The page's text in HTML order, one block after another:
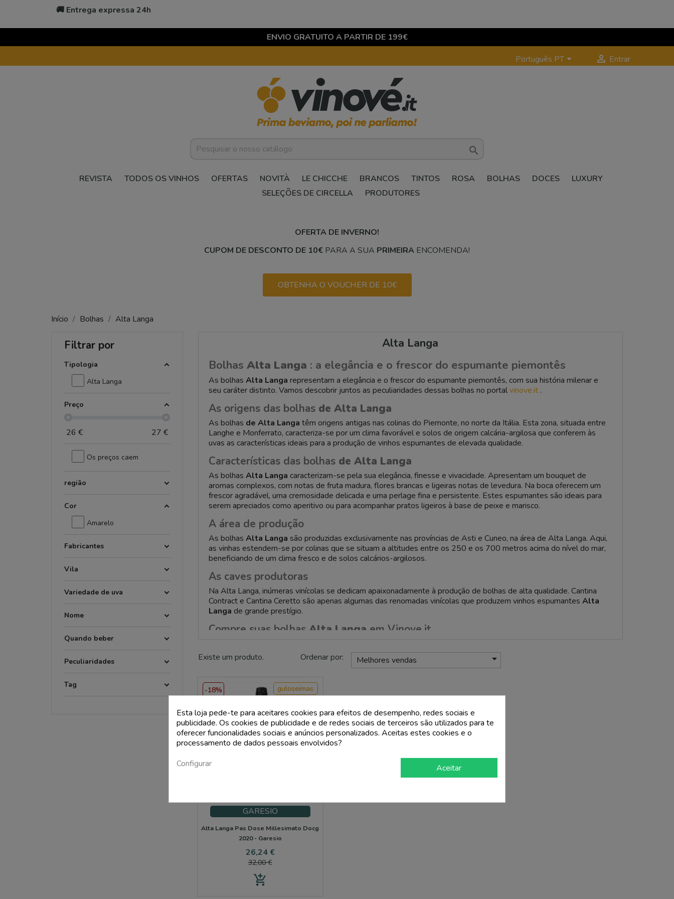
🚚 Entrega expressa 24h
ENVIO GRATUITO A PARTIR DE 199€
Português PT  Entrar

REVISTA TODOS OS VINHOS OFERTAS NOVITÀ LE CHICCHE BRANCOS TINTOS ROSA BOLHAS DOCES
LUXURY
SELEÇÕES DE CIRCELLA
PRODUTORES
OFERTA DE INVERNO!
CUPOM DE DESCONTO DE 10€ PARA A SUA PRIMEIRA ENCOMENDA!
OBTENHA O VOUCHER DE 10€
Início Bolhas Alta Langa
Filtrar por
Tipologia
Alta Langa
Preço
26 € 27 €
Os preços caem
região
Cor
Amarelo
Fabricantes
Vila
Variedade de uva
Nome
Quando beber
Peculiaridades
Tag
Alta Langa
Bolhas Alta Langa : a elegância e o frescor do espumante piemontês
As bolhas Alta Langa representam a elegância e o frescor do espumante piemontês, com sua história milenar e
seu caráter distinto. Vamos descobrir juntos as peculiaridades dessas bolhas no portalvinove.it.
As origens das bolhas de Alta Langa
As bolhas de Alta Langa têm origens antigas nas colinas do Piemonte, no norte da Itália. Esta zona, situada entre
Langhe e Monferrato, caracteriza-se por um clima favorável e solos de origem calcária-argilosa que conferem às
uvas as características ideais para a produção de vinhos espumantes de elevada qualidade.
Características das bolhas de Alta Langa
As bolhas Alta Langa caracterizam-se pela sua elegância, finesse e vivacidade. Apresentam um bouquet de
aromas complexos, com notas de fruta madura, flores brancas e ligeiras notas de levedura. Na boca oferecem um
frescor agradável, uma cremosidade delicada e uma perlage fina e persistente. Estes espumantes são ideais para
serem apreciados como aperitivo ou para acompanhar pratos ligeiros à base de peixe e marisco.
A área de produção
As bolhas Alta Langa são produzidas exclusivamente nas províncias de Asti e Cuneo, na área de Alta Langa. Aqui,
as vinhas estendem-se por colinas que se situam a altitudes entre os 250 e os 700 metros acima do nível do mar,
beneficiando de um clima fresco e de solos calcários-argilosos.
As caves produtoras
Na Alta Langa, inúmeras vinícolas se dedicam apaixonadamente à produção de bolhas de alta qualidade. Cantina
Contract e Cantina Ceretto são apenas algumas das renomadas vinícolas que produzem vinhos espumantes Alta
Langa de grande prestígio.
Compre suas bolhas Alta Langa em Vinove.it
criteriosa seleção de espumantesAlta Langadas melhores caves, prontos a serem degustados e apreciados.
Existe um produto. Ordenar por: Melhores vendas 
GARESIO
Alta Langa Pas Dose Millesimato Docg
2020 - Garesio
Preço
26,24 €Preço
32,00 €
guloseimas
add_shopping_cart
-18%
Esta loja pede-te para aceitares cookies para efeitos de desempenho, redes sociais e
publicidade. Os cookies de publicidade e de redes sociais de terceiros são utilizados para te
oferecer funcionalidades sociais e anúncios personalizados. Aceitas estes cookies e o
processamento de dados pessoais envolvidos?
Configurar
Aceitar